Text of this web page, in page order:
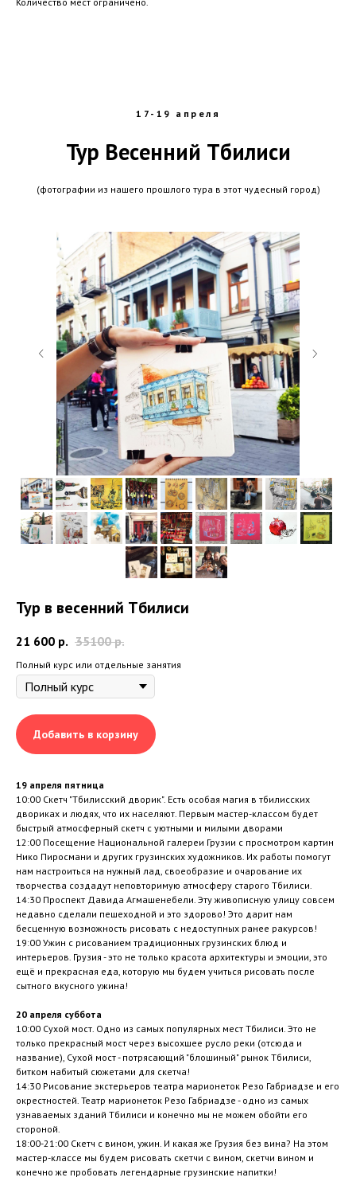
17-19 апреля
Тур Весенний Тбилиси
(фотографии из нашего прошлого тура в этот чудесный город)
Тур в весенний Тбилиси
21 600 р. 35100 р.
Полный курс или отдельные занятия
Добавить в корзину
19 апреля пятница
10:00 Скетч "Тбилисский дворик". Есть особая магия в тбилисских
двориках и людях, что их населяют. Первым мастер-классом будет
быстрый атмосферный скетч с уютными и милыми дворами
12:00 Посещение Национальной галереи Грузии с просмотром картин
Нико Пиросмани и других грузинских художников. Их работы помогут
нам настроиться на нужный лад, своеобразие и очарование их
творчества создадут неповторимую атмосферу старого Тбилиси.
14:30 Проспект Давида Агмашенебели. Эту живописную улицу совсем
недавно сделали пешеходной и это здорово! Это дарит нам
бесценную возможность рисовать с недоступных ранее ракурсов!
19:00 Ужин с рисованием традиционных грузинских блюд и
интерьеров. Грузия - это не только красота архитектуры и эмоции, это
ещё и прекрасная еда, которую мы будем учиться рисовать после
сытного вкусного ужина!
20 апреля суббота
10:00 Сухой мост. Одно из самых популярных мест Тбилиси. Это не
только прекрасный мост через высохшее русло реки (отсюда и
название), Сухой мост - потрясающий "блошиный" рынок Тбилиси,
битком набитый сюжетами для скетча!
14:30 Рисование экстерьеров театра марионеток Резо Габриадзе и его
окрестностей. Театр марионеток Резо Габриадзе - одно из самых
узнаваемых зданий Тбилиси и конечно мы не можем обойти его
стороной.
18:00-21:00 Скетч с вином, ужин. И какая же Грузия без вина? На этом
мастер-классе мы будем рисовать скетчи с вином, скетчи вином и
конечно же пробовать легендарные грузинские напитки!